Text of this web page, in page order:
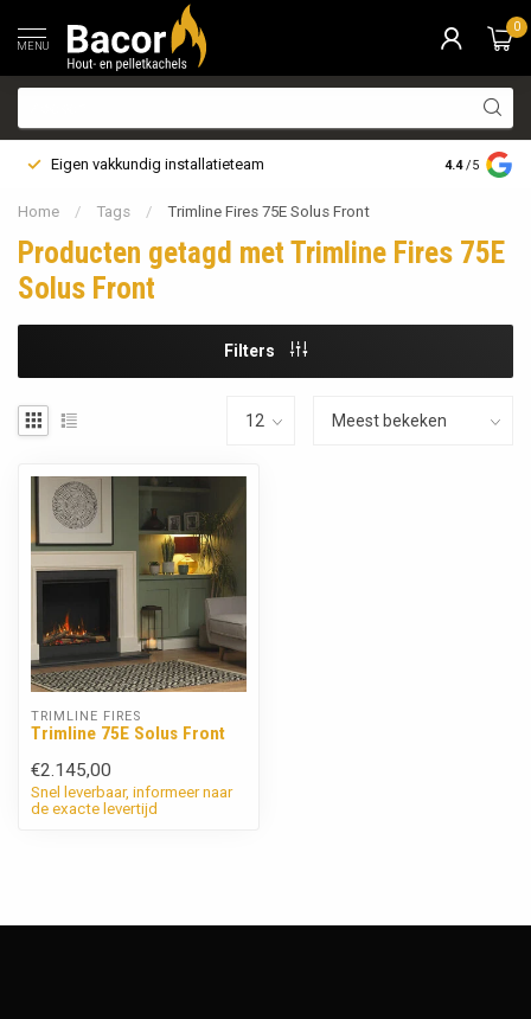
MENU
0
Eigen vakkundig installatieteam Bezorging
4.4 /5
Home / Tags / Trimline Fires 75E Solus Front
Producten getagd met Trimline Fires 75E
Solus Front
Filters
TRIMLINE FIRES
Trimline 75E Solus Front
€2.145,00
Snel leverbaar, informeer naar
de exacte levertijd